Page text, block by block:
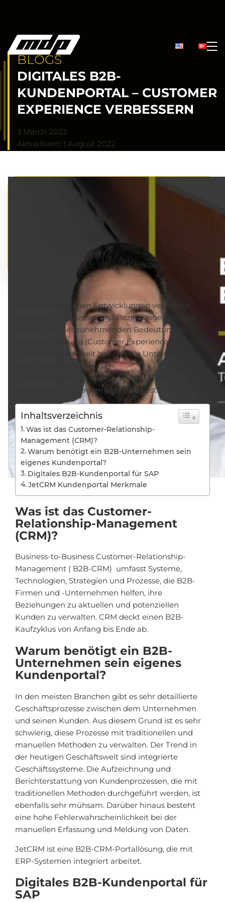
BLOGS
DIGITALES B2B-
KUNDENPORTAL – CUSTOMER
EXPERIENCE VERBESSERN
3 March 2022
Aktualisiert: 1 August 2022
Die technologischen Entwicklungen verändern
ebenfalls die Prozesse und Beziehungen im B2B-
Bereich. Mit der zunehmenden Bedeutung der
Kundenerfahrung (Customer Experience) und der
Kundenzufriedenheit haben viele Unternehmen
damit angefangen, in das
Kundenbeziehungsmanagement („Customer-
Relationship-Management“) zu investieren.
Inhaltsverzeichnis
Was ist das Customer-Relationship-
Management (CRM)?
Warum benötigt ein B2B-Unternehmen sein
eigenes Kundenportal?
Digitales B2B-Kundenportal für SAP
JetCRM Kundenportal Merkmale
Was ist das Customer-
Relationship-Management
(CRM)?
Business-to-Business Customer-Relationship-
Management ( B2B-CRM) umfasst Systeme,
Technologien, Strategien und Prozesse, die B2B-
Firmen und -Unternehmen helfen, ihre
Beziehungen zu aktuellen und potenziellen
Kunden zu verwalten. CRM deckt einen B2B-
Kaufzyklus von Anfang bis Ende ab.
Warum benötigt ein B2B-
Unternehmen sein eigenes
Kundenportal?
In den meisten Branchen gibt es sehr detaillierte
Geschäftsprozesse zwischen dem Unternehmen
und seinen Kunden. Aus diesem Grund ist es sehr
schwierig, diese Prozesse mit traditionellen und
manuellen Methoden zu verwalten. Der Trend in
der heutigen Geschäftswelt sind integrierte
Geschäftssysteme. Die Aufzeichnung und
Berichterstattung von Kundenprozessen, die mit
traditionellen Methoden durchgeführt werden, ist
ebenfalls sehr mühsam. Darüber hinaus besteht
eine hohe Fehlerwahrscheinlichkeit bei der
manuellen Erfassung und Meldung von Daten.
JetCRM ist eine B2B-CRM-Portallösung, die mit
ERP-Systemen integriert arbeitet.
Digitales B2B-Kundenportal für
SAP